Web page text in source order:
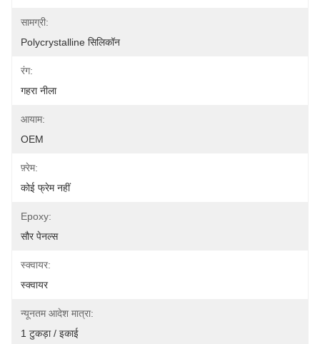
सामग्री:
Polycrystalline सिलिकॉन
रंग:
गहरा नीला
आयाम:
OEM
फ़्रेम:
कोई फ्रेम नहीं
Epoxy:
सौर पेनल्स
स्क्वायर:
स्क्वायर
न्यूनतम आदेश मात्रा:
1 टुकड़ा / इकाई